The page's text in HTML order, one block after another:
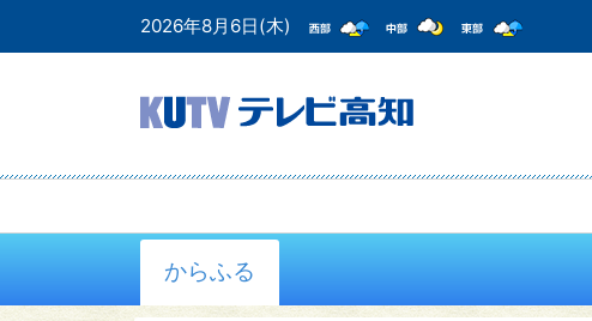
2026年8月6日(木)
からふる